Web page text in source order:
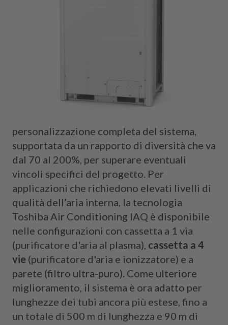
personalizzazione completa del sistema,
supportata da un rapporto di diversità che va
dal 70 al 200%, per superare eventuali
vincoli specifici del progetto. Per
applicazioni che richiedono elevati livelli di
qualità dell’aria interna, la tecnologia
Toshiba Air Conditioning IAQ è disponibile
nelle configurazioni con cassetta a 1 via
(purificatore d'aria al plasma), cassetta a 4
vie (purificatore d'aria e ionizzatore) e a
parete (filtro ultra-puro). Come ulteriore
miglioramento, il sistema è ora adatto per
lunghezze dei tubi ancora più estese, fino a
un totale di 500 m di lunghezza e 90 m di